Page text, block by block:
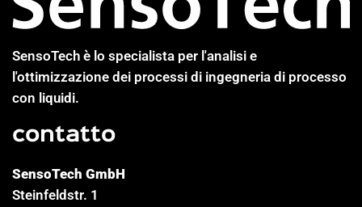
SensoTech è lo specialista per l'analisi e
l'ottimizzazione dei processi di ingegneria di processo
con liquidi.
contatto
SensoTech GmbH
Steinfeldstr. 1